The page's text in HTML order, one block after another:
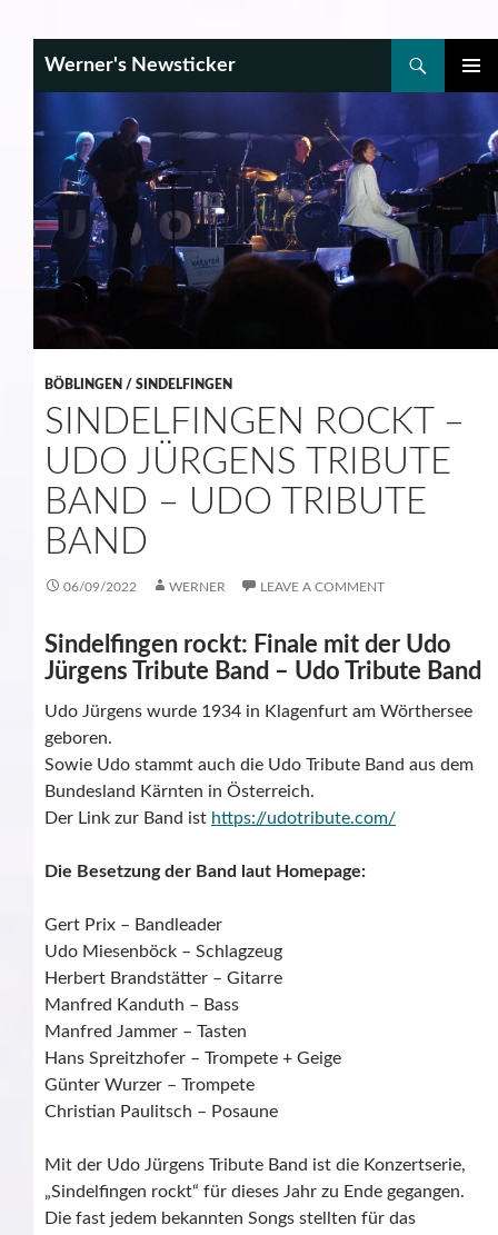
Werner's Newsticker
CONTENT
BÖBLINGEN / SINDELFINGEN
SINDELFINGEN ROCKT –
UDO JÜRGENS TRIBUTE
BAND – UDO TRIBUTE
BAND
06/09/2022 WERNER LEAVE A COMMENT
Sindelfingen rockt: Finale mit der Udo
Jürgens Tribute Band – Udo Tribute Band
Udo Jürgens wurde 1934 in Klagenfurt am Wörthersee
geboren.
Sowie Udo stammt auch die Udo Tribute Band aus dem
Bundesland Kärnten in Österreich.
Der Link zur Band ist https://udotribute.com/
Die Besetzung der Band laut Homepage:
Gert Prix – Bandleader
Udo Miesenböck – Schlagzeug
Herbert Brandstätter – Gitarre
Manfred Kanduth – Bass
Manfred Jammer – Tasten
Hans Spreitzhofer – Trompete + Geige
Günter Wurzer – Trompete
Christian Paulitsch – Posaune
Mit der Udo Jürgens Tribute Band ist die Konzertserie,
„Sindelfingen rockt“ für dieses Jahr zu Ende gegangen.
Die fast jedem bekannten Songs stellten für das